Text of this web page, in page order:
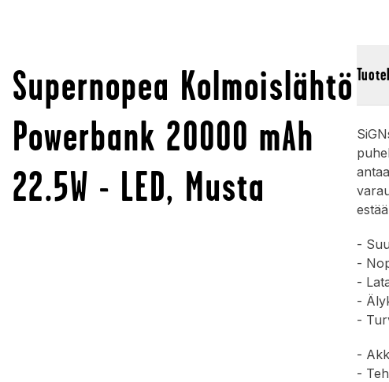
Supernopea Kolmoislähtö
Powerbank 20000 mAh
22.5W - LED, Musta
-
-
-
-
-
-
-